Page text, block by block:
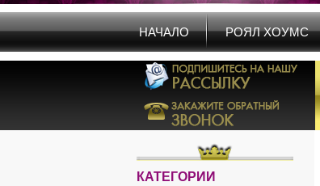
НАЧАЛО РОЯЛ ХОУМС
КАТЕГОРИИ